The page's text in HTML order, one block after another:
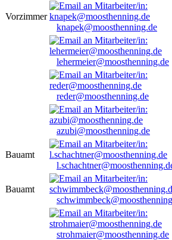
Vorzimmer
knapek@moosthenning.de
lehermeier@moosthenning.de
reder@moosthenning.de
azubi@moosthenning.de
Bauamt
Bauamt
strohmaier@moosthenning.de